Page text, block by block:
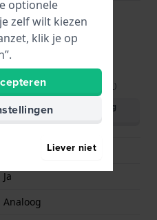
Geen - Vast
251.474( )
Download handleiding
Ja
Analoog
optionele
zelf wilt kiezen
klik je op
Liever niet